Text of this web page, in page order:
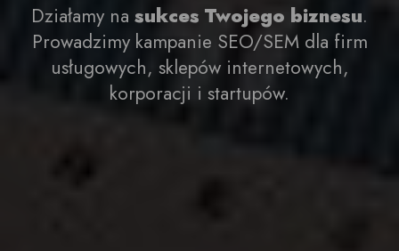
Działamy na sukces Twojego biznesu.
Prowadzimy kampanie SEO/SEM dla firm
usługowych, sklepów internetowych,
korporacji i startupów.